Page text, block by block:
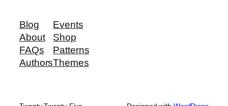
Blog
About
FAQs
Authors
Events
Shop
Patterns
Themes